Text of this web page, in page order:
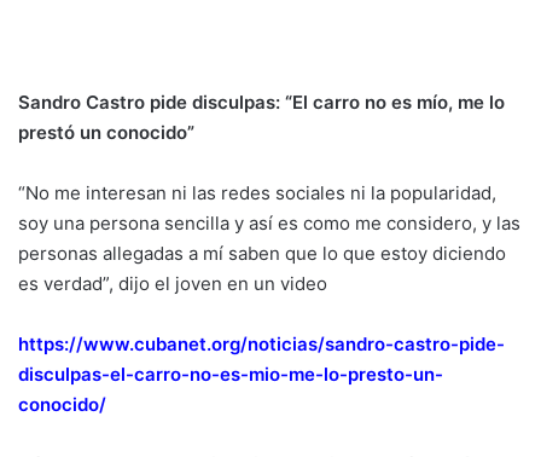
Sandro Castro pide disculpas: “El carro no es mío, me lo
prestó un conocido”
“No me interesan ni las redes sociales ni la popularidad,
soy una persona sencilla y así es como me considero, y las
personas allegadas a mí saben que lo que estoy diciendo
es verdad”, dijo el joven en un video
https://www.cubanet.org/noticias/sandro-castro-pide-
disculpas-el-carro-no-es-mio-me-lo-presto-un-
conocido/